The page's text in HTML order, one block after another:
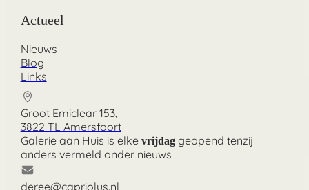
Actueel
Nieuws
Blog
Links
Groot Emiclear 153,
3822 TL Amersfoort
Galerie aan Huis is elke vrijdaggeopend tenzij
anders vermeld onder nieuws
deree@capriolus.nl